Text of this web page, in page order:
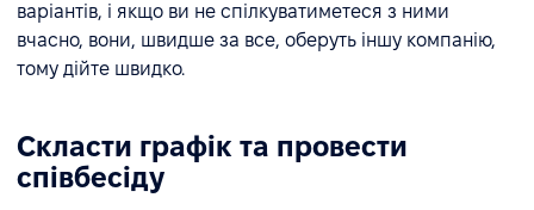
варіантів, і якщо ви не спілкуватиметеся з ними
вчасно, вони, швидше за все, оберуть іншу компанію,
тому дійте швидко.
Скласти графік та провести
співбесіду